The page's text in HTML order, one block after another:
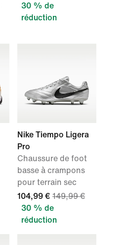
30 % de
réduction
Nike Tiempo Ligera
Pro
Chaussure de foot
basse à crampons
pour terrain sec
104,99 € 149,99 €
30 % de
réduction